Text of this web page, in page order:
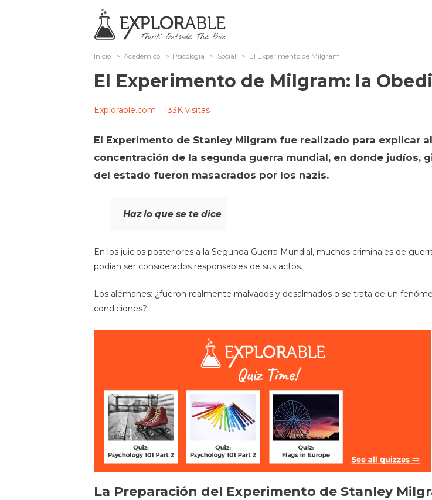
Inicio > Académico > Psicología > Social > El Experimento de Milgram
El Experimento de Milgram: la
Explorable.com 133K visitas
El Experimento de Stanley Milgram fue realizado para explicar
concentración de la segunda guerra mundial, en donde judíos,
del estado fueron masacrados por los nazis.
Haz lo que se te dice
En los juicios posteriores a la Segunda Guerra Mundial, muchos criminales de
podían ser considerados responsables de sus actos.
Los alemanes: ¿fueron realmente malvados y desalmados o se trata de un
condiciones?
La Preparación del Experimento de Stanley